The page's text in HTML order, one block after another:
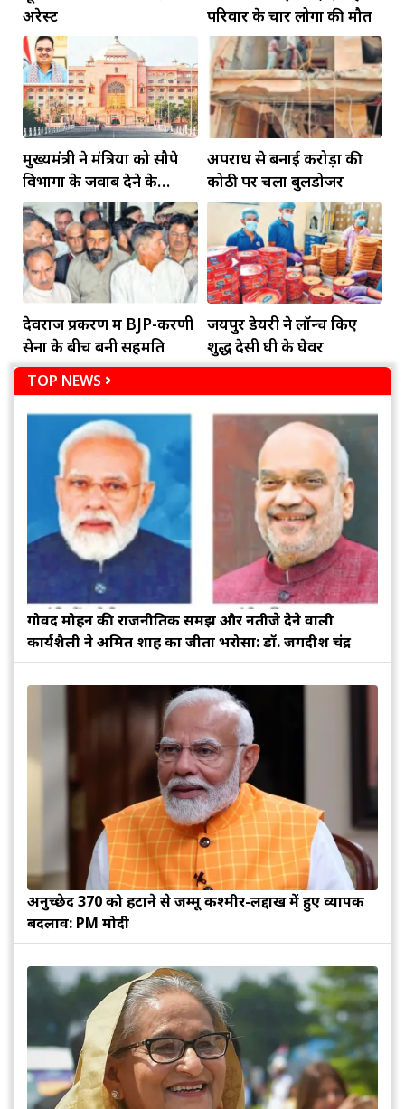
अरेस्ट
परिवार के चार लोगों की मौत
मुख्यमंत्री ने मंत्रियों को सौपे
विभागों के जवाब देने के
दायित्व
अपराध से बनाई करोड़ों की
कोठी पर चला बुलडोजर
देवराज प्रकरण में BJP-करणी
सेना के बीच बनी सहमति
जयपुर डेयरी ने लॉन्च किए
शुद्ध देसी घी के घेवर
TOP NEWS
गोविंद मोहन की राजनीतिक समझ और नतीजे देने वाली
कार्यशैली ने अमित शाह का जीता भरोसा: डॉ. जगदीश चंद्र
अनुच्छेद 370 को हटाने से जम्मू कश्मीर-लद्दाख में हुए व्यापक
बदलाव: PM मोदी